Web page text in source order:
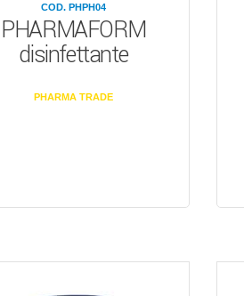
COD. PHPH04
PHARMAFORM
disinfettante
PHARMA TRADE